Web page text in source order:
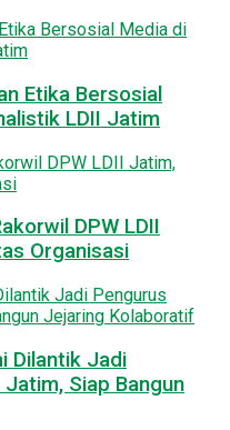
Etika Bersosial
LDII Jatim
DPW LDII
Organisasi
Dilantik Jadi
Siap Bangun